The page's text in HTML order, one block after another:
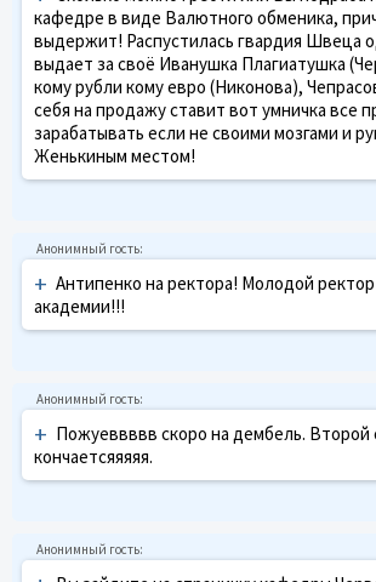
кафедре в виде Валютного обменика,
выдержит! Распустилась гвардия Швеца
выдает за своё Иванушка Плагиатушка
кому рубли кому евро (Никонова),
себя на продажу ставит вот умничка все
зарабатывать если не своими мозгами и
Женькиным местом!
+ Антипенко на ректора! Молодой
академии!!!
+ Пожуеввввв скоро на дембель. Второй
кончаетсяяяяя.